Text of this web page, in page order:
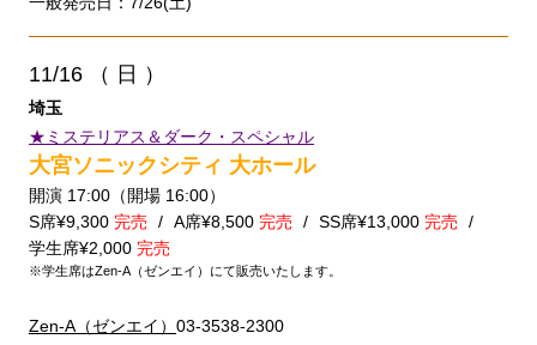
11/16 （ 日 ）
埼玉
★ミステリアス＆ダーク・スペシャル
大宮ソニックシティ 大ホール
開演 17:00（開場 16:00）
S席¥9,300 完売 A席¥8,500 完売 SS席¥13,000 完売
学生席¥2,000 完売
※学生席はZen-A（ゼンエイ）にて販売いたします。
Zen-A（ゼンエイ） 03-3538-2300